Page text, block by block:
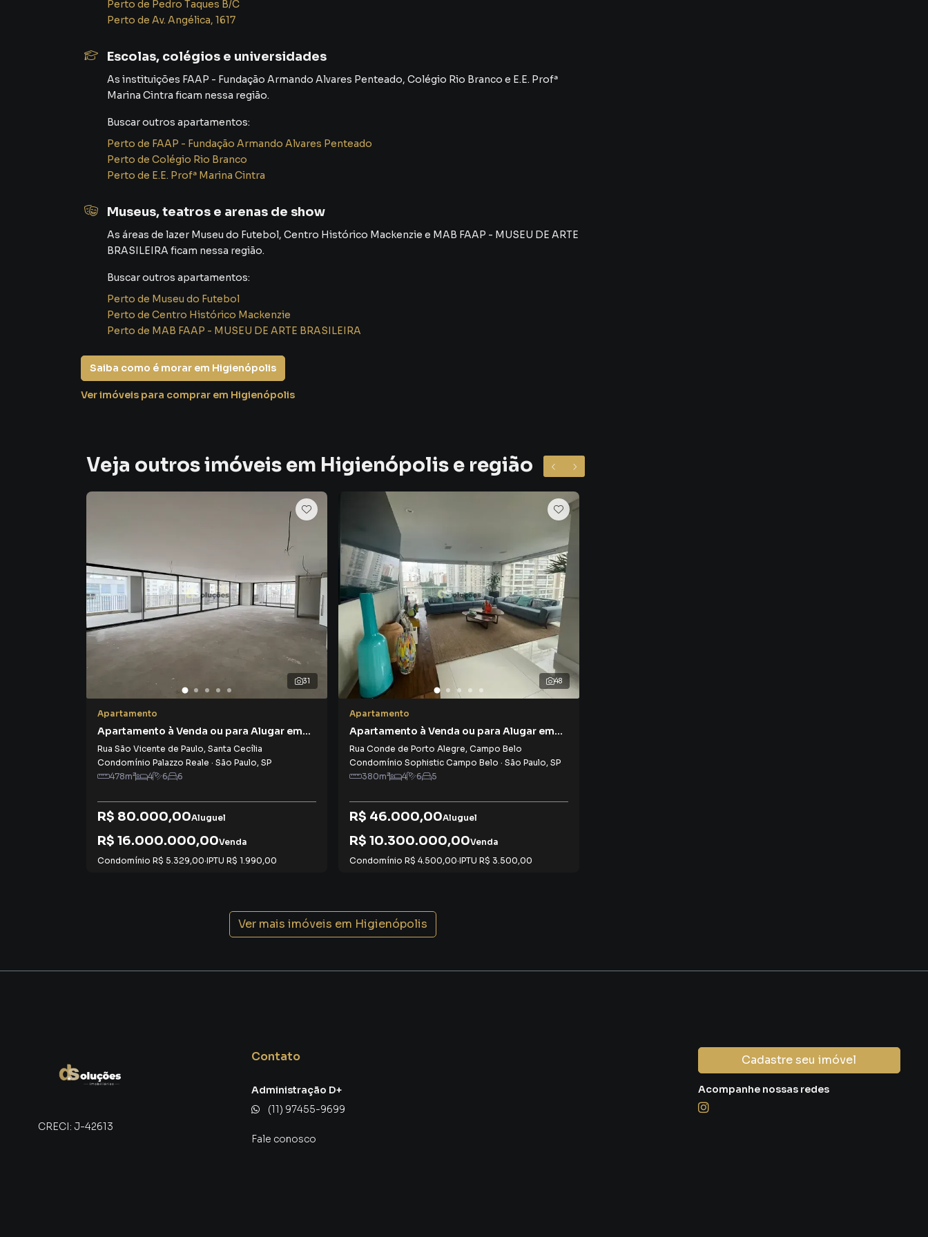
Perto de Pedro Taques B/C
Perto de Av. Angélica, 1617
Escolas, colégios e universidades
As instituições FAAP - Fundação Armando Alvares Penteado, Colégio Rio Branco e E.E. Profª
Marina Cintra ficam nessa região.
Buscar outros apartamentos:
Perto de FAAP - Fundação Armando Alvares Penteado
Perto de Colégio Rio Branco
Perto de E.E. Profª Marina Cintra
Museus, teatros e arenas de show
As áreas de lazer Museu do Futebol, Centro Histórico Mackenzie e MAB FAAP - MUSEU DE ARTE
BRASILEIRA ficam nessa região.
Buscar outros apartamentos:
Perto de Museu do Futebol
Perto de Centro Histórico Mackenzie
Perto de MAB FAAP - MUSEU DE ARTE BRASILEIRA
Saiba como é morar em Higienópolis
Ver imóveis para comprar em Higienópolis
Veja outros imóveis em Higienópolis e região
31
Apartamento
Apartamento à Venda ou para Alugar em
Santa Cecília
Rua São Vicente de Paulo, Santa Cecília
Condomínio Palazzo Reale · São Paulo, SP
478m² 4 6 6
R$ 80.000,00Aluguel
R$ 16.000.000,00Venda
Condomínio R$ 5.329,00·IPTU R$ 1.990,00
48
Apartamento
Apartamento à Venda ou para Alugar em
Campo Belo
Rua Conde de Porto Alegre, Campo Belo
Condomínio Sophistic Campo Belo · São Paulo, SP
380m² 4 6 5
R$ 46.000,00Aluguel
R$ 10.300.000,00Venda
Condomínio R$ 4.500,00·IPTU R$ 3.500,00
Ver mais imóveis em Higienópolis
CRECI: J-42613
Contato
Administração D+
(11) 97455-9699
Fale conosco
Cadastre seu imóvel
Acompanhe nossas redes